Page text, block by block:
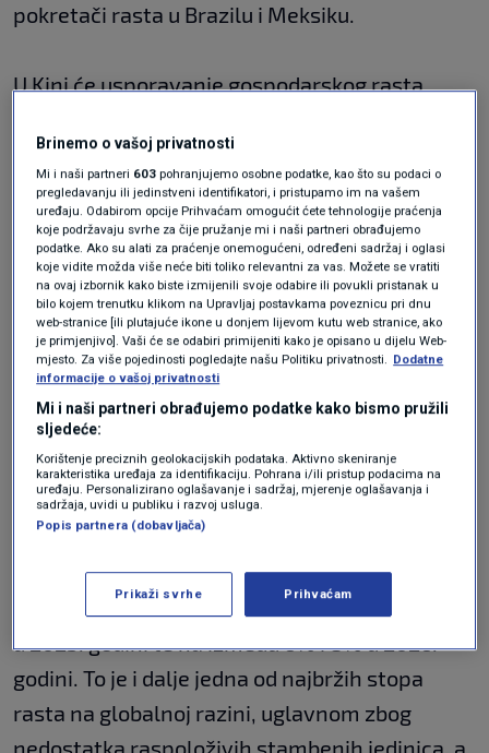
pokretači rasta u Brazilu i Meksiku.
U Kini će usporavanje gospodarskog rasta
nastavlja se poboljšavati u eurozoni, potičući
potražnju i cijene u gotovo svim državama
članicama.
Jedina iznimka je Francuska, gdje se očekuje
pad cijena zbog napete pristupačnosti i
političke neizvjesnosti koja se ne može
nadoknaditi povećanjem cijena ograničene
ponude i nižih stopa u zemlji. Međutim, očekuje
se da će tempo pada biti sporiji nego prošle
godine, a cijene će potencijalno početi rasti
2026., stoji u izvješću, prenosiEuronews.
U Nizozemskoj se očekuje usporavanje rasta
cijena s ovogodišnjih 13% na između 8% i 10%
u 2025. godini te na između 6% i 8% u 2026.
godini. To je i dalje jedna od najbržih stopa
rasta na globalnoj razini, uglavnom zbog
Brinemo o vašoj privatnosti
Mi i naši partneri 603 pohranjujemo osobne podatke, kao što su podaci o
pregledavanju ili jedinstveni identifikatori, i pristupamo im na vašem
uređaju. Odabirom opcije Prihvaćam omogućit ćete tehnologije praćenja
koje podržavaju svrhe za čije pružanje mi i naši partneri obrađujemo
podatke. Ako su alati za praćenje onemogućeni, određeni sadržaj i oglasi
koje vidite možda više neće biti toliko relevantni za vas. Možete se vratiti
na ovaj izbornik kako biste izmijenili svoje odabire ili povukli pristanak u
bilo kojem trenutku klikom na Upravljaj postavkama poveznicu pri dnu
web-stranice [ili plutajuće ikone u donjem lijevom kutu web stranice, ako
je primjenjivo]. Vaši će se odabiri primijeniti kako je opisano u dijelu Web-
mjesto. Za više pojedinosti pogledajte našu Politiku privatnosti.
Dodatne
informacije o vašoj privatnosti
Mi i naši partneri obrađujemo podatke kako bismo pružili
sljedeće:
Korištenje preciznih geolokacijskih podataka. Aktivno skeniranje
karakteristika uređaja za identifikaciju. Pohrana i/ili pristup podacima na
uređaju. Personalizirano oglašavanje i sadržaj, mjerenje oglašavanja i
sadržaja, uvidi u publiku i razvoj usluga.
Popis partnera (dobavljača)
Prikaži svrhe Prihvaćam